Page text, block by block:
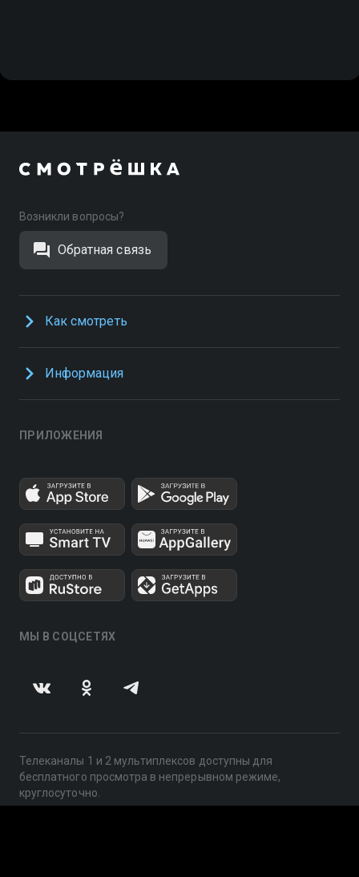
Возникли вопросы?
Обратная связь
Как смотреть
Информация
ПРИЛОЖЕНИЯ
МЫ В СОЦСЕТЯХ
Телеканалы 1 и 2 мультиплексов доступны для
бесплатного просмотра в непрерывном режиме,
круглосуточно.